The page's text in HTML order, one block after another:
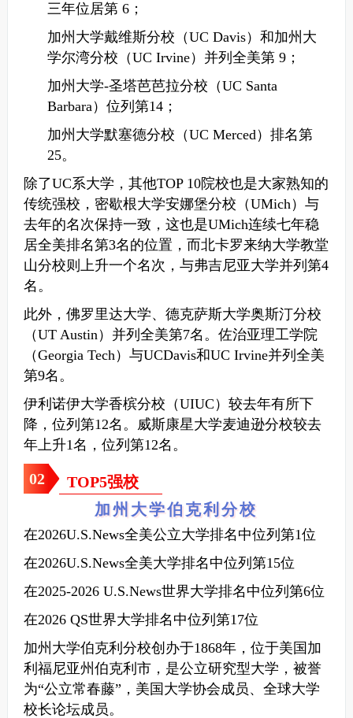
三年位居第 6；
加州大学戴维斯分校（UC Davis）和加州大
学尔湾分校（UC Irvine）并列全美第 9；
加州大学-圣塔芭芭拉分校（UC Santa
Barbara）位列第14；
加州大学默塞德分校（UC Merced）排名第
25。
除了UC系大学，其他TOP 10院校也是大家熟知的
传统强校，密歇根大学安娜堡分校（UMich）与
去年的名次保持一致，这也是UMich连续七年稳
居全美排名第3名的位置，而北卡罗来纳大学教堂
山分校则上升一个名次，与弗吉尼亚大学并列第4
名。
此外，佛罗里达大学、德克萨斯大学奥斯汀分校
（UT Austin）并列全美第7名。佐治亚理工学院
（Georgia Tech）与UCDavis和UC Irvine并列全美
第9名。
伊利诺伊大学香槟分校（UIUC）较去年有所下
降，位列第12名。威斯康星大学麦迪逊分校较去
年上升1名，位列第12名。
02
TOP5强校
加州大学伯克利分校
在2026U.S.News全美公立大学排名中位列第1位
在2026U.S.News全美大学排名中位列第15位
在2025-2026 U.S.News世界大学排名中位列第6位
在2026 QS世界大学排名中位列第17位
加州大学伯克利分校创办于1868年，位于美国加
利福尼亚州伯克利市，是公立研究型大学，被誉
为“公立常春藤”，美国大学协会成员、全球大学
校长论坛成员。